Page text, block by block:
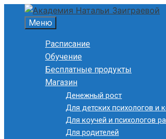
Перейти
Меню
Расписание
Обучение
Бесплатные продукты
Магазин
Денежный рост
Для детских психологов и
Для коучей и психологов
Для родителей